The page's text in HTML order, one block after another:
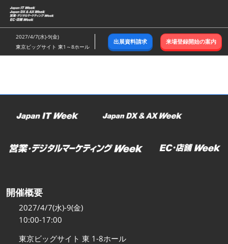
ス
キ
ッ
し
む
2027/4/7(水)-9(金)
東京ビッグサイト 東1～8ホール
出展資料請求 来場登録開始の案内
開催概要
2027/4/7(水)-9(金)
10:00-17:00
東京ビッグサイト 東 1-8ホール